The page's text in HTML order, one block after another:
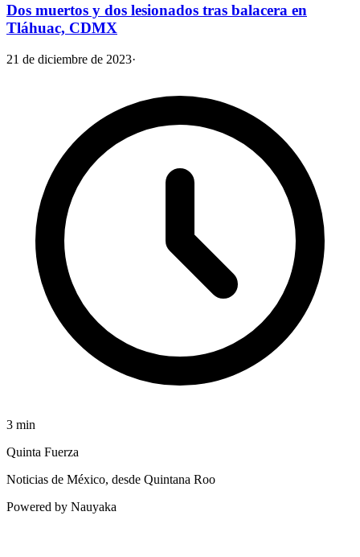
Dos muertos y dos lesionados tras balacera en
Tláhuac, CDMX
21 de diciembre de 2023·
3 min
Quinta Fuerza
Noticias de México, desde Quintana Roo
Powered by Nauyaka